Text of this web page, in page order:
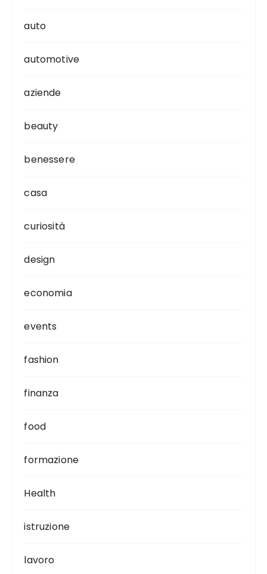
auto
automotive
aziende
beauty
benessere
casa
curiosità
design
economia
events
fashion
finanza
food
formazione
Health
istruzione
lavoro